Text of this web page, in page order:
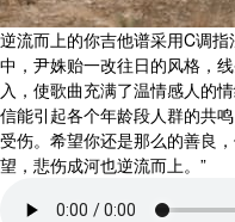
逆流而上的你吉他谱采用C调
中，尹姝贻一改往日的风格，
入，使歌曲充满了温情感人的
信能引起各个年龄段人群的共
受伤。希望你还是那么的善良
望，悲伤成河也逆流而上。”